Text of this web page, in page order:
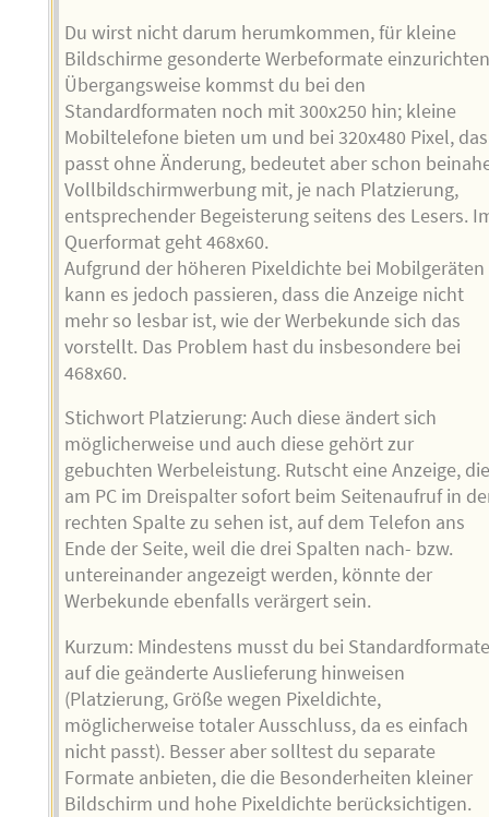
Du wirst nicht darum herumkommen, für kleine
Bildschirme gesonderte Werbeformate
Übergangsweise kommst du bei den
Standardformaten noch mit 300x250 hin; kleine
Mobiltelefone bieten um und bei 320x480 Pixel, das
passt ohne Änderung, bedeutet aber schon
Vollbildschirmwerbung mit, je nach Platzierung,
entsprechender Begeisterung seitens des Lesers.
Querformat geht 468x60.
Aufgrund der höheren Pixeldichte bei Mobilgeräten
kann es jedoch passieren, dass die Anzeige nicht
mehr so lesbar ist, wie der Werbekunde sich das
vorstellt. Das Problem hast du insbesondere bei
468x60.
Stichwort Platzierung: Auch diese ändert sich
möglicherweise und auch diese gehört zur
gebuchten Werbeleistung. Rutscht eine Anzeige,
am PC im Dreispalter sofort beim Seitenaufruf in
rechten Spalte zu sehen ist, auf dem Telefon ans
Ende der Seite, weil die drei Spalten nach- bzw.
untereinander angezeigt werden, könnte der
Werbekunde ebenfalls verärgert sein.
Kurzum: Mindestens musst du bei
auf die geänderte Auslieferung hinweisen
(Platzierung, Größe wegen Pixeldichte,
möglicherweise totaler Ausschluss, da es einfach
nicht passt). Besser aber solltest du separate
Formate anbieten, die die Besonderheiten kleiner
Bildschirm und hohe Pixeldichte berücksichtigen.